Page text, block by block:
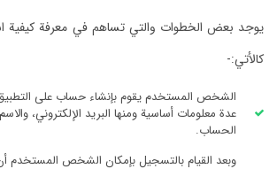
كالأتي:-
الحساب.